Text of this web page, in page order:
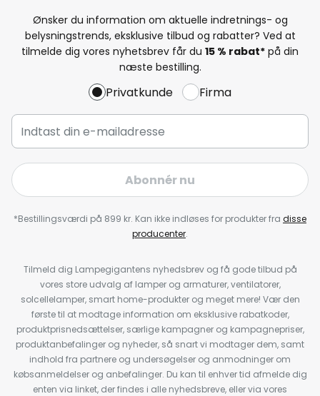
Ønsker du information om aktuelle indretnings- og
belysningstrends, eksklusive tilbud og rabatter? Ved at
tilmelde dig vores nyhetsbrev får du 15 % rabat* på din
næste bestilling.
Privatkunde Firma
Abonnér nu
*Bestillingsværdi på 899 kr. Kan ikke indløses for produkter fra disse
producenter.
Tilmeld dig Lampegigantens nyhedsbrev og få gode tilbud på
vores store udvalg af lamper og armaturer, ventilatorer,
solcellelamper, smart home-produkter og meget mere! Vær den
første til at modtage information om eksklusive rabatkoder,
produktprisnedsættelser, særlige kampagner og kampagnepriser,
produktanbefalinger og nyheder, så snart vi modtager dem, samt
indhold fra partnere og undersøgelser og anmodninger om
købsanmeldelser og anbefalinger. Du kan til enhver tid afmelde dig
enten via linket, der findes i alle nyhedsbreve, eller via vores